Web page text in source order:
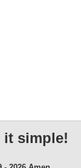
it simple!